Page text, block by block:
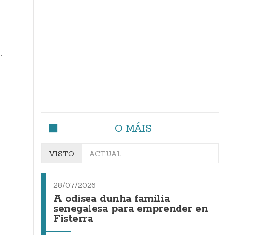
.
O MÁIS
VISTO ACTUAL
28/07/2026
A odisea dunha familia
senegalesa para emprender en
Fisterra